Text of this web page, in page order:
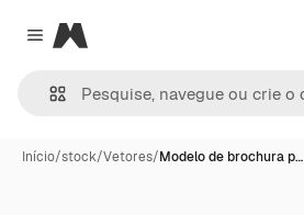
Close menu
Magnific
Início/stock/Vetores/Modelo de brochura p…